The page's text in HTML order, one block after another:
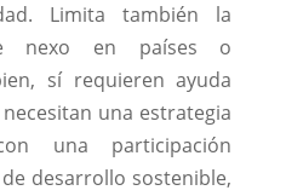
Limita también la
nexo en países o
sí requieren ayuda
una estrategia
una participación
desarrollo sostenible,